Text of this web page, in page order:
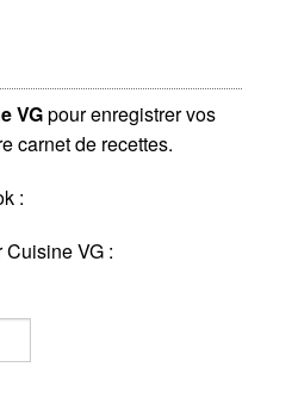
VGpour enregistrer vos
carnet de recettes.
:
VG :